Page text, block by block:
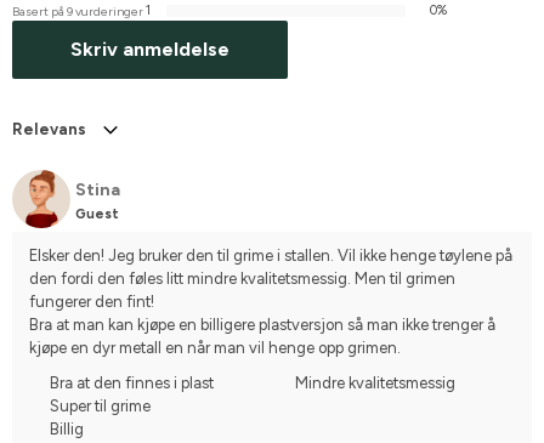
Basert på 9 vurderinger1
0%
Skriv anmeldelse
Relevans
Stina
Guest
Elsker den! Jeg bruker den til grime i stallen. Vil ikke henge tøylene på
den fordi den føles litt mindre kvalitetsmessig. Men til grimen
fungerer den fint!
Bra at man kan kjøpe en billigere plastversjon så man ikke trenger å
kjøpe en dyr metall en når man vil henge opp grimen.
Bra at den finnes i plast
Super til grime
Billig
Mindre kvalitetsmessig